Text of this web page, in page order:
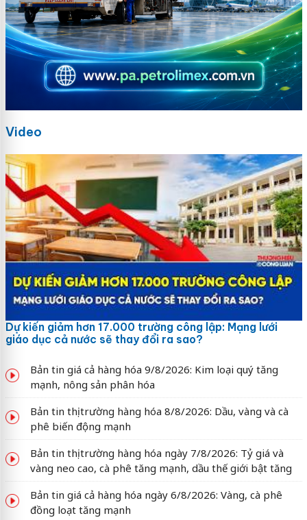
Video
Dự kiến giảm hơn 17.000 trường công lập: Mạng lưới
giáo dục cả nước sẽ thay đổi ra sao?
Bản tin giá cả hàng hóa 9/8/2026: Kim loại quý tăng
mạnh, nông sản phân hóa
Bản tin thị trường hàng hóa 8/8/2026: Dầu, vàng và cà
phê biến động mạnh
Bản tin thị trường hàng hóa ngày 7/8/2026: Tỷ giá và
vàng neo cao, cà phê tăng mạnh, dầu thế giới bật tăng
Bản tin giá cả hàng hóa ngày 6/8/2026: Vàng, cà phê
đồng loạt tăng mạnh